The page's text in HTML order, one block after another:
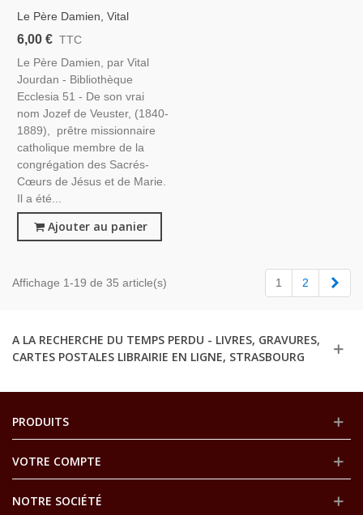
Le Père Damien, Vital
Jourdan, 1958 - Lépreux, Île
Unis, Religion, Missionnaire
Catholique, Ecclesia
6,00 € TTC
Le Père Damien, par Vital
Jourdan - Bibliothèque
Ecclesia 51 - De son vrai
nom Jozef de Veuster, (1840-
1889), prêtre missionnaire
catholique membre de la
congrégation des Sacrés-
Cœurs de Jésus et de Marie.
Il a été...
Ajouter au panier
Affichage 1-19 de 35 article(s) 1 2
A LA RECHERCHE DU TEMPS PERDU - LIVRES, GRAVURES,
CARTES POSTALES LIBRAIRIE EN LIGNE, STRASBOURG
PRODUITS
VOTRE COMPTE
NOTRE SOCIÉTÉ